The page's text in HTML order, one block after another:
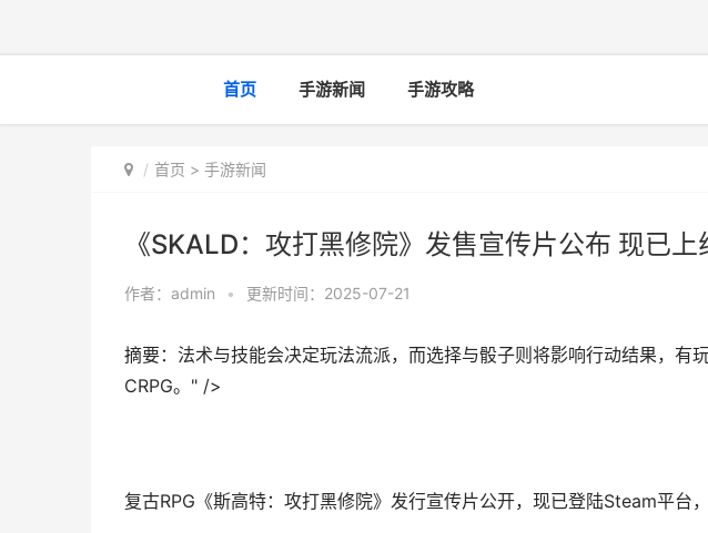
首页 手游新闻 手游攻略
首页 > 手游新闻
《SKALD：攻打黑修院》发售宣传片公布 现已上
作者： admin • 更新时间：2025-07-21
摘要：法术与技能会决定玩法流派，而选择与骰子则将影响行动结果，有
CRPG。" />
复古RPG《斯高特：攻打黑修院》发行宣传片公开，现已登陆Steam平台